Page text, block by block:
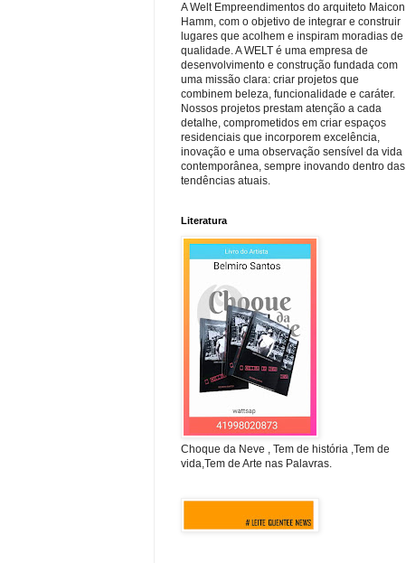
A Welt Empreendimentos do arquiteto Maicon
Hamm, com o objetivo de integrar e construir
lugares que acolhem e inspiram moradias de
qualidade. A WELT é uma empresa de
desenvolvimento e construção fundada com
uma missão clara: criar projetos que
combinem beleza, funcionalidade e caráter.
Nossos projetos prestam atenção a cada
detalhe, comprometidos em criar espaços
residenciais que incorporem excelência,
inovação e uma observação sensível da vida
contemporânea, sempre inovando dentro das
tendências atuais.
Literatura
Choque da Neve , Tem de história ,Tem de
vida,Tem de Arte nas Palavras.